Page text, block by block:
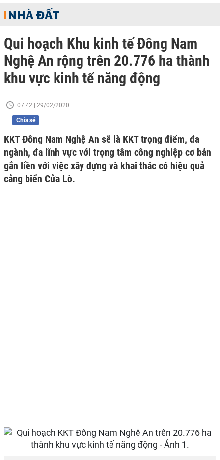
NHÀ ĐẤT
Qui hoạch Khu kinh tế Đông Nam
Nghệ An rộng trên 20.776 ha thành
khu vực kinh tế năng động
07:42 | 29/02/2020
Chia sẻ
KKT Đông Nam Nghệ An sẽ là KKT trọng điểm, đa
ngành, đa lĩnh vực với trọng tâm công nghiệp cơ bản
gắn liền với việc xây dựng và khai thác có hiệu quả
cảng biển Cửa Lò.